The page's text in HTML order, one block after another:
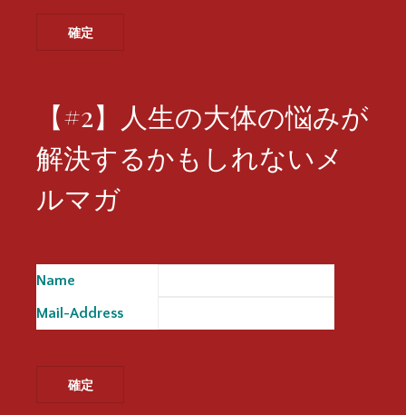
【#2】人生の大体の悩みが
解決するかもしれないメ
ルマガ
Name
Mail-Address